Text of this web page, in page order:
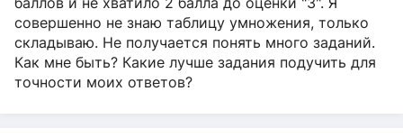
совершенно не знаю таблицу умножения, только
складываю. Не получается понять много заданий.
Как мне быть? Какие лучше задания подучить для
точности моих ответов?